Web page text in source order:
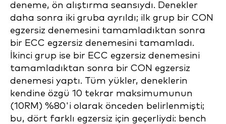
deneme, ön alıştırma seansıydı. Denekler
daha sonra iki gruba ayrıldı; ilk grup bir CON
egzersiz denemesini tamamladıktan sonra
bir ECC egzersiz denemesini tamamladı.
İkinci grup ise bir ECC egzersiz denemesini
tamamladıktan sonra bir CON egzersiz
denemesi yaptı. Tüm yükler, deneklerin
kendine özgü 10 tekrar maksimumunun
(10RM) %80'i olarak önceden belirlenmişti;
bu, dört farklı egzersiz için geçerliydi: bench